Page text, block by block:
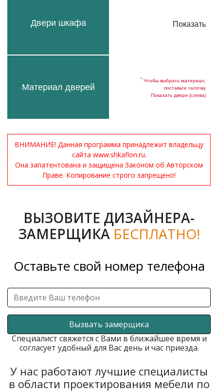
Двери шкафа
Материал дверей
Показать
* Чтобы выбрать материал,
поставьте галочку
Показать двери (слева)
ВНИМАНИЕ! Данная программа принадлежит владельцу
сайта www.shkaflon.ru.
Она запатентована и защищена Законом об Авторском
Праве. Копирование строго запрещено!
ВЫЗОВИТЕ ДИЗАЙНЕРА-
ЗАМЕРЩИКА БЕСПЛАТНО!
Оставьте свой номер телефона
Вызвать замерщика
Специалист свяжется с Вами в ближайшее время и
согласует удобный для Вас день и час приезда.
У нас работают лучшие специалисты
в области проектирования мебели по